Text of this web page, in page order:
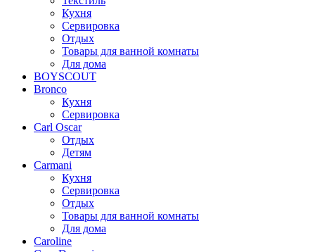
Кухня
Сервировка
Отдых
Товары для ванной комнаты
Для дома
BOYSCOUT
Bronco
Кухня
Сервировка
Carl Oscar
Отдых
Детям
Carmani
Кухня
Сервировка
Отдых
Товары для ванной комнаты
Для дома
Caroline